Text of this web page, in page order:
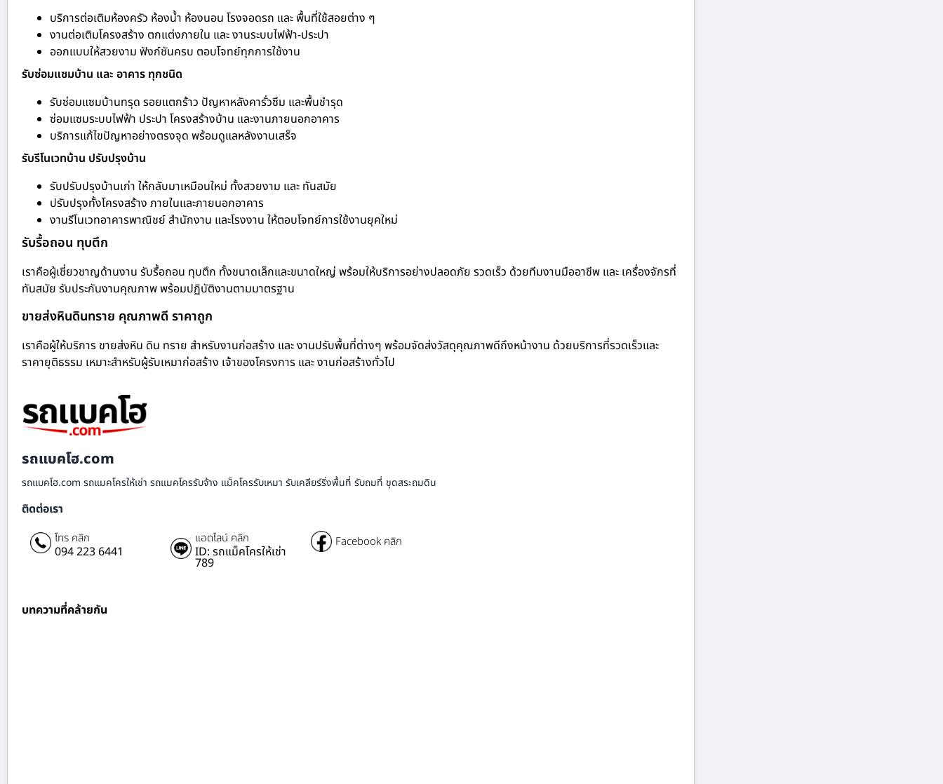
บริการต่อเติมห้องครัว ห้องน้ำ ห้องนอน โรงจอดรถ และ พื้นที่ใช้สอยต่าง ๆ
งานต่อเติมโครงสร้าง ตกแต่งภายใน และ งานระบบไฟฟ้า-ประปา
ออกแบบให้สวยงาม ฟังก์ชันครบ ตอบโจทย์ทุกการใช้งาน
รับซ่อมแซมบ้าน และ อาคาร ทุกชนิด
รับซ่อมแซมบ้านทรุด รอยแตกร้าว ปัญหาหลังคารั่วซึม และพื้นชำรุด
ซ่อมแซมระบบไฟฟ้า ประปา โครงสร้างบ้าน และงานภายนอกอาคาร
บริการแก้ไขปัญหาอย่างตรงจุด พร้อมดูแลหลังงานเสร็จ
รับรีโนเวทบ้าน ปรับปรุงบ้าน
รับปรับปรุงบ้านเก่า ให้กลับมาเหมือนใหม่ ทั้งสวยงาม และ ทันสมัย
ปรับปรุงทั้งโครงสร้าง ภายในและภายนอกอาคาร
งานรีโนเวทอาคารพาณิชย์ สำนักงาน และโรงงาน ให้ตอบโจทย์การใช้งานยุคใหม่
รับรื้อถอน ทุบตึก
เราคือผู้เชี่ยวชาญด้านงาน รับรื้อถอน ทุบตึก ทั้งขนาดเล็กและขนาดใหญ่ พร้อมให้บริการอย่างปลอดภัย รวดเร็ว ด้วยทีมงานมืออาชีพ และ เครื่องจักรที่
ทันสมัย รับประกันงานคุณภาพ พร้อมปฏิบัติงานตามมาตรฐาน
ขายส่งหินดินทราย คุณภาพดี ราคาถูก
เราคือผู้ให้บริการ ขายส่งหิน ดิน ทราย สำหรับงานก่อสร้าง และ งานปรับพื้นที่ต่างๆ พร้อมจัดส่งวัสดุคุณภาพดีถึงหน้างาน ด้วยบริการที่รวดเร็วและ
ราคายุติธรรม เหมาะสำหรับผู้รับเหมาก่อสร้าง เจ้าของโครงการ และ งานก่อสร้างทั่วไป
รถแบคโฮ.com
รถแบคโฮ.com รถแมคโครให้เช่า รถแมคโครรับจ้าง แม็คโครรับเหมา รับเคลียร์ริ่งพื้นที่ รับถมที่ ขุดสระถมดิน
ติดต่อเรา
โทร คลิก
094 223 6441
แอดไลน์ คลิก
ID: รถแม็คโครให้เช่า
789
Facebook คลิก
บทความที่คล้ายกัน